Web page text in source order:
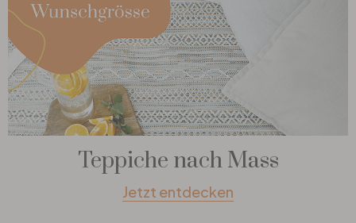
Teppiche nach Mass
Jetzt entdecken